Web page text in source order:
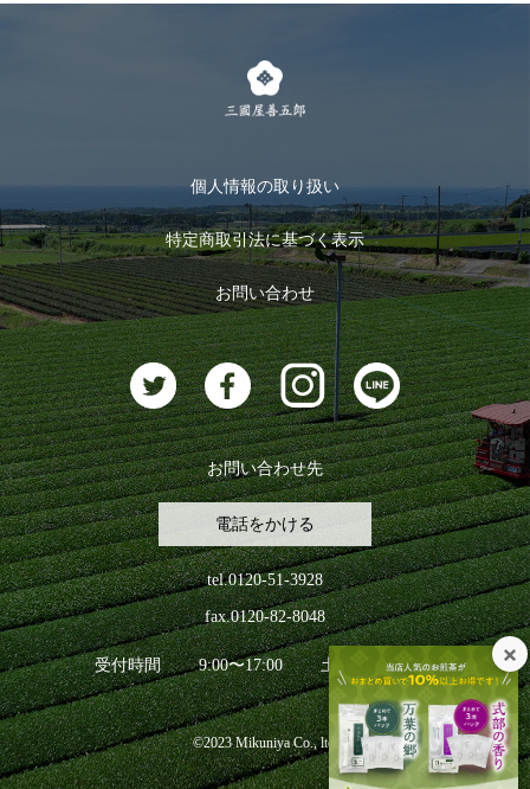
お茶のギフト
おすすめのお茶
お茶に合うスイーツ
ログイン
ログアウト
個人情報の取り扱い
特定商取引法に基づく表示
お問い合わせ
お問い合わせ先
電話をかける
tel.0120-51-3928
fax.0120-82-8048
受付時間 9:00〜17:00 土日祝日を除く
©2023 Mikuniya Co., ltd.